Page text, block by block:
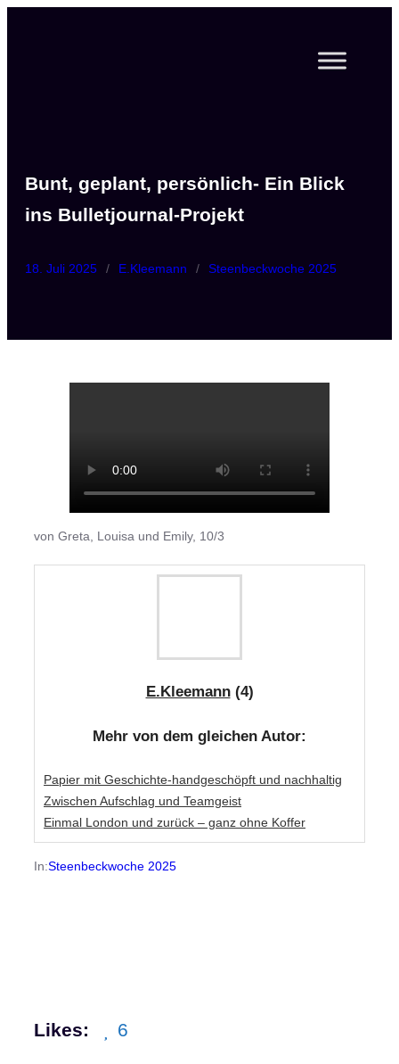
Bunt, geplant, persönlich- Ein Blick
ins Bulletjournal-Projekt
18. Juli 2025 / E.Kleemann / Steenbeckwoche 2025
von Greta, Louisa und Emily, 10/3
E.Kleemann(4)
Mehr von dem gleichen Autor:
Papier mit Geschichte-handgeschöpft und nachhaltig
Zwischen Aufschlag und Teamgeist
Einmal London und zurück – ganz ohne Koffer
In:Steenbeckwoche 2025
Likes: 6